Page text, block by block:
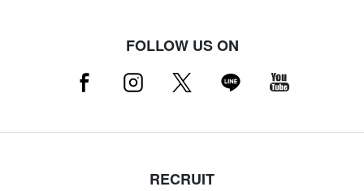
FOLLOW US ON
RECRUIT